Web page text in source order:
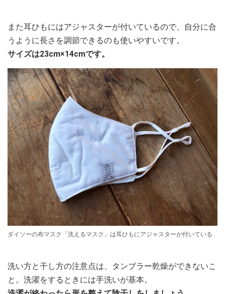
また耳ひもにはアジャスターが付いているので、自分に合
うように長さを調節できるのも使いやすいです。
サイズは23cm×14cmです。
ダイソーの布マスク「洗えるマスク」は耳ひもにアジャスターが付いている
洗い方と干し方の注意点は、タンブラー乾燥ができないこ
と。洗濯をするときには手洗いが基本。